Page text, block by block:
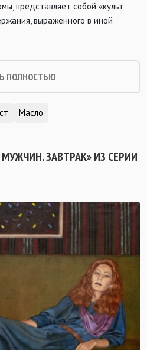
представляет собой «культ
выраженного в иной
ПОЛНОСТЬЮ
Масло
ЗАВТРАК» ИЗ СЕРИИ